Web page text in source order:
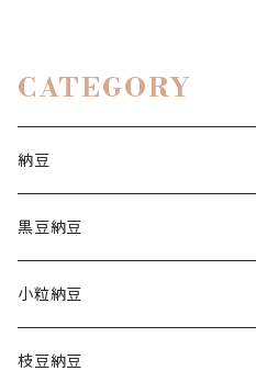
CATEGORY
納豆
黒豆納豆
小粒納豆
枝豆納豆